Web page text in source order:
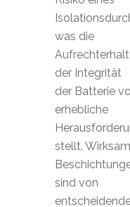
was die
der Integrität
der Batterie
erhebliche
stellt.
sind von